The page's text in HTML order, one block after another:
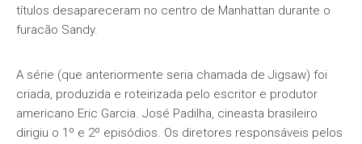
títulos desapareceram no centro de Manhattan durante o
furacão Sandy.
A série (que anteriormente seria chamada de Jigsaw) foi
criada, produzida e roteirizada pelo escritor e produtor
americano Eric Garcia. José Padilha, cineasta brasileiro
dirigiu o 1º e 2º episódios. Os diretores responsáveis pelos